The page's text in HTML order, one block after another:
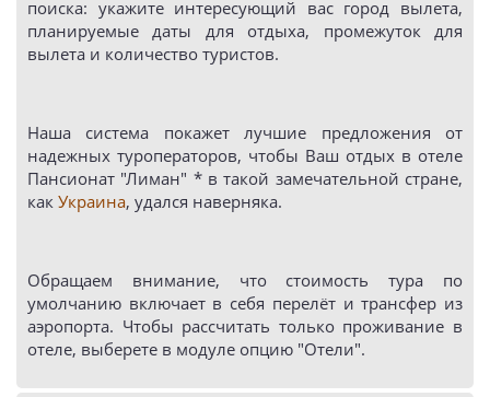
поиска: укажите интересующий вас город вылета,
планируемые даты для отдыха, промежуток для
вылета и количество туристов.
Наша система покажет лучшие предложения от
надежных туроператоров, чтобы Ваш отдых в отеле
Пансионат "Лиман" * в такой замечательной стране,
как Украина, удался наверняка.
Обращаем внимание, что стоимость тура по
умолчанию включает в себя перелёт и трансфер из
аэропорта. Чтобы рассчитать только проживание в
отеле, выберете в модуле опцию "Отели".